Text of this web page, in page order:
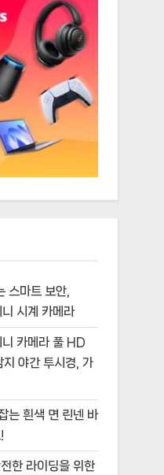
스마트 보안,
시계 카메라
카메라 풀 HD
지 야간 투시경, 가
는 흰색 면 린넨 바
한 라이딩을 위한